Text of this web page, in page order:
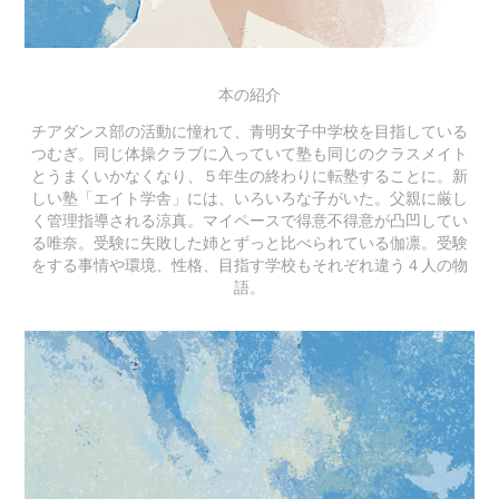
本の紹介
チアダンス部の活動に憧れて、青明女子中学校を目指している
つむぎ。同じ体操クラブに入っていて塾も同じのクラスメイト
とうまくいかなくなり、５年生の終わりに転塾することに。新
しい塾「エイト学舎」には、いろいろな子がいた。父親に厳し
く管理指導される涼真。マイペースで得意不得意が凸凹してい
る唯奈。受験に失敗した姉とずっと比べられている伽凛。受験
をする事情や環境、性格、目指す学校もそれぞれ違う４人の物
語。